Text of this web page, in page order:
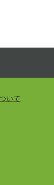
いて